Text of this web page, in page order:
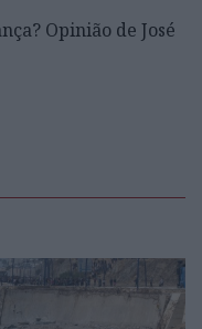
Opinião de José